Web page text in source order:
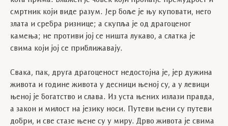
смртник који виде разум. Јер боље је њу куповати, него
злата и сребра ризнице; а скупља је од драгоценог
камења; не противи јој се ништа лукаво, а слатка је
свима који јој се приближавају.
Свака, пак, друга драгоценост недостојна је, јер дужина
живота и године живота у десници њеној су, а у левици
њеној је богатство и слава. Из уста њених излази правда,
а закон и милост на језику носи. Путеви њени су путеви
добри, и све стазе њене су у миру. Дрво живота је свима